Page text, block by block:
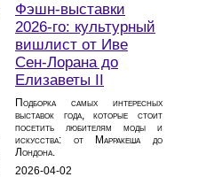
Фэшн-выставки
2026-го: культурный
вишлист от Иве
Сен-Лорана до
Елизаветы II
Подборка самых интересных
выставок года, которые стоит
посетить любителям моды и
искусства: от Марракеша до
Лондона.
2026-04-02